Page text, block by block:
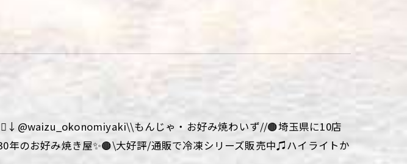
もんじゃ・お好み焼わいず//🟤埼玉県に10店
年のお好み焼き屋✨🟤\大好評/通販で冷凍シリーズ販売中♫ハイライトか